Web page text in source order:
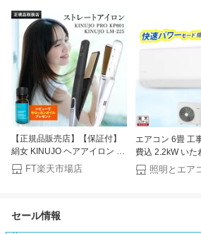
【正規品販売店】【保証付】
絹女 KINUJO ヘアアイロン ス
トレートヘアアイロン KP001
/ LM-225 キヌージョ ヘアセッ
レゼント
FT楽天市場店
エアコン 6畳 工
費込 2.2kW いた
ド プラス 快速パ
短 時短で冷暖房
セール情報